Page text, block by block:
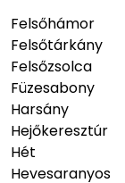
Felsőhámor
Felsőtárkány
Felsőzsolca
Füzesabony
Harsány
Hejőkeresztúr
Hét
Hevesaranyos